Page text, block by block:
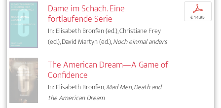
Dame im Schach. Eine
fortlaufende Serie
In: Elisabeth Bronfen (ed.), Christiane Frey
(ed.), David Martyn (ed.),Noch einmal anders
p
€ 14,95
The American Dream—A Game of
Confidence
In: Elisabeth Bronfen,Mad Men, Death and
the American Dream